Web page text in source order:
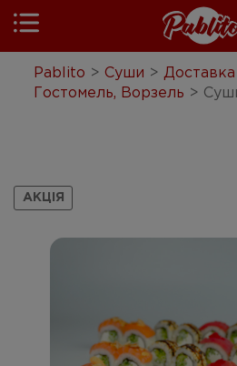
Pablito > Суши >
Гостомель, Ворзель >
АКЦІЯ
Pablito